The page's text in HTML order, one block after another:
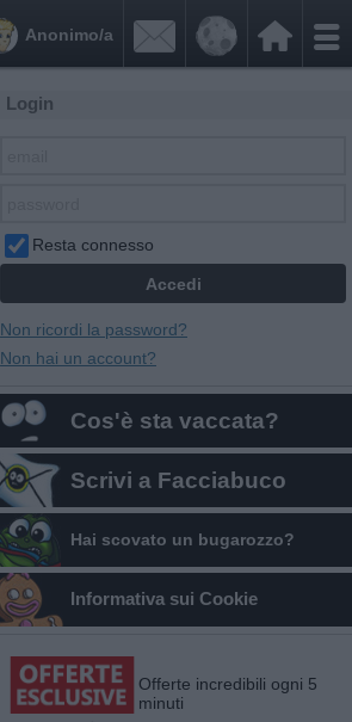


Anonimo/a
Login
Resta connesso
Non ricordi la password?
Non hai un account?
Cos'è sta vaccata?
Scrivi a Facciabuco
Hai scovato un bugarozzo?
Informativa sui Cookie
Offerte incredibili ogni 5
minuti